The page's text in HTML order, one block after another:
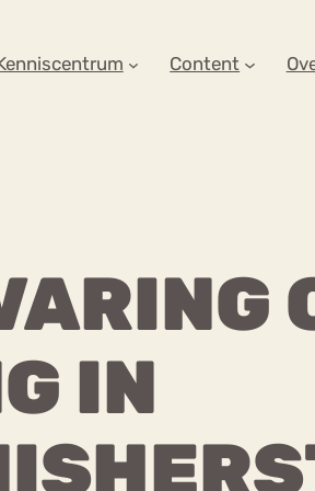
Content
IN
OP ZOEK?